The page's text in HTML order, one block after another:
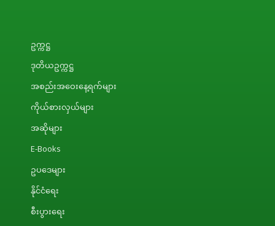
ဥက္ကဋ္ဌ
ဒုတိယဥက္ကဋ္ဌ
အစည်းအဝေးနေ့ရက်များ
ကိုယ်စားလှယ်များ
အဆိုများ
E-Books
ဥပဒေများ
နိုင်ငံရေး
စီးပွားရေး